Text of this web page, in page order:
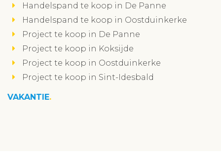
Handelspand te koop in De Panne
Handelspand te koop in Oostduinkerke
Project te koop in De Panne
Project te koop in Koksijde
Project te koop in Oostduinkerke
Project te koop in Sint-Idesbald
VAKANTIE